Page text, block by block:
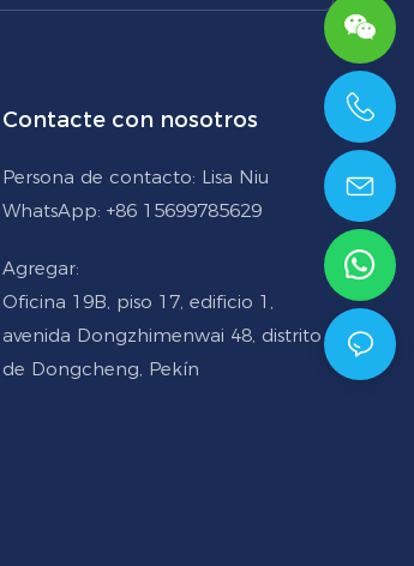
Contacte con nosotros
Persona de contacto: Lisa Niu
WhatsApp: +86 15699785629
Agregar:
Oficina 19B, piso 17, edificio 1,
avenida Dongzhimenwai 48, distrito
de Dongcheng, Pekín